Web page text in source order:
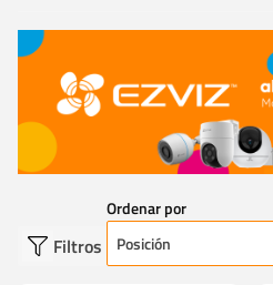
Filtros
Ordenar por